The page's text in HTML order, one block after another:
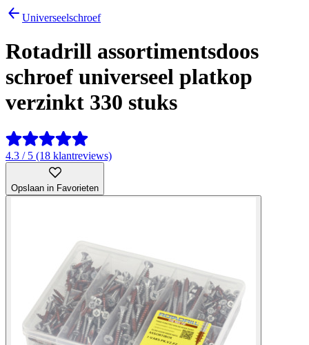
Universeelschroef
Rotadrill assortimentsdoos
schroef universeel platkop
verzinkt 330 stuks
4.3 / 5 (18 klantreviews)
Opslaan in Favorieten